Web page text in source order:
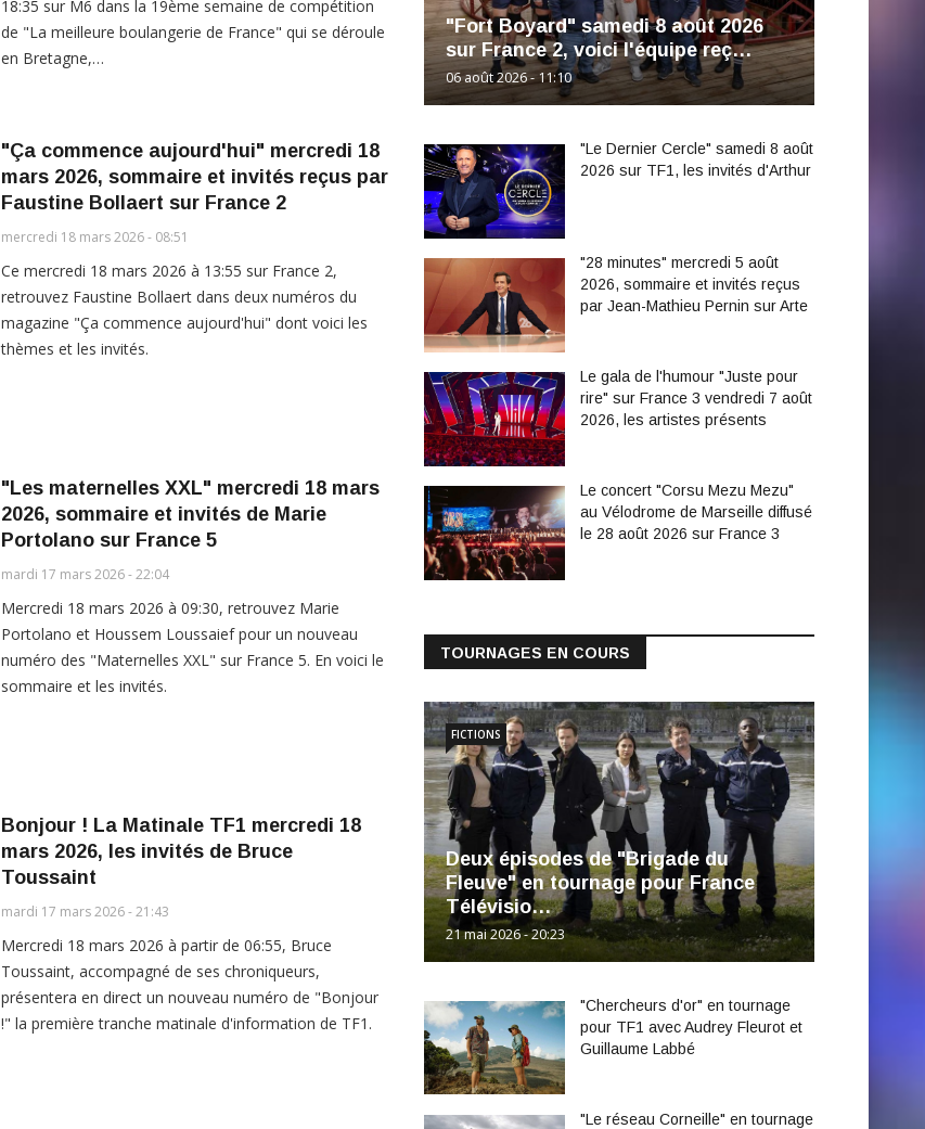
18:35 sur M6 dans la 19ème semaine de compétition
de "La meilleure boulangerie de France" qui se déroule
en Bretagne,…
"Ça commence aujourd'hui" mercredi 18
mars 2026, sommaire et invités reçus par
Faustine Bollaert sur France 2
mercredi 18 mars 2026 - 08:51
Ce mercredi 18 mars 2026 à 13:55 sur France 2,
retrouvez Faustine Bollaert dans deux numéros du
magazine "Ça commence aujourd'hui" dont voici les
thèmes et les invités.
"Les maternelles XXL" mercredi 18 mars
2026, sommaire et invités de Marie
Portolano sur France 5
mardi 17 mars 2026 - 22:04
Mercredi 18 mars 2026 à 09:30, retrouvez Marie
Portolano et Houssem Loussaief pour un nouveau
numéro des "Maternelles XXL" sur France 5. En voici le
sommaire et les invités.
Bonjour ! La Matinale TF1 mercredi 18
mars 2026, les invités de Bruce
Toussaint
mardi 17 mars 2026 - 21:43
Mercredi 18 mars 2026 à partir de 06:55, Bruce
Toussaint, accompagné de ses chroniqueurs,
présentera en direct un nouveau numéro de "Bonjour
!" la première tranche matinale d'information de TF1.
"Fort Boyard" samedi 8 août 2026
sur France 2, voici l'équipe reç…
06 août 2026 - 11:10
"Le Dernier Cercle" samedi 8 août
2026 sur TF1, les invités d'Arthur
"28 minutes" mercredi 5 août
2026, sommaire et invités reçus
par Jean-Mathieu Pernin sur Arte
Le gala de l'humour "Juste pour
rire" sur France 3 vendredi 7 août
2026, les artistes présents
Le concert "Corsu Mezu Mezu"
au Vélodrome de Marseille diffusé
le 28 août 2026 sur France 3
TOURNAGES EN COURS
Deux épisodes de "Brigade du
Fleuve" en tournage pour France
Télévisio…
21 mai 2026 - 20:23
FICTIONS
"Chercheurs d'or" en tournage
pour TF1 avec Audrey Fleurot et
Guillaume Labbé
"Le réseau Corneille" en tournage